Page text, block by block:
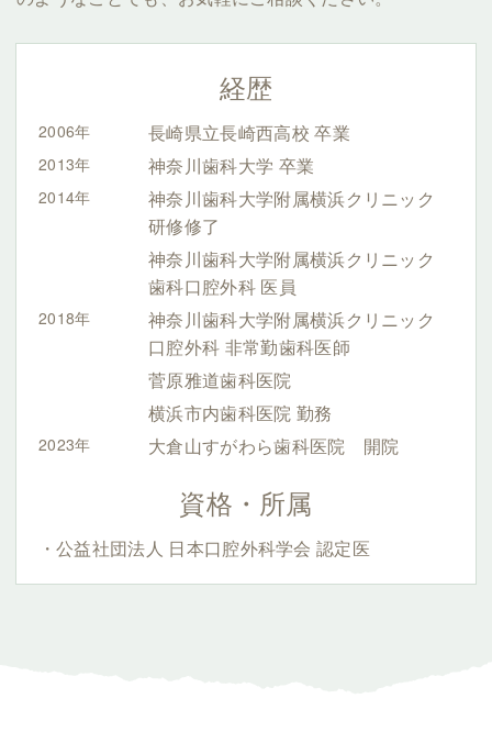
経歴
2006年 長崎県立長崎西高校 卒業
2013年 神奈川歯科大学 卒業
2014年
神奈川歯科大学附属横浜クリニック
研修修了
神奈川歯科大学附属横浜クリニック
歯科口腔外科 医員
2018年
神奈川歯科大学附属横浜クリニック
口腔外科 非常勤歯科医師
菅原雅道歯科医院
横浜市内歯科医院 勤務
2023年 大倉山すがわら歯科医院 開院
資格・所属
公益社団法人 日本口腔外科学会 認定医